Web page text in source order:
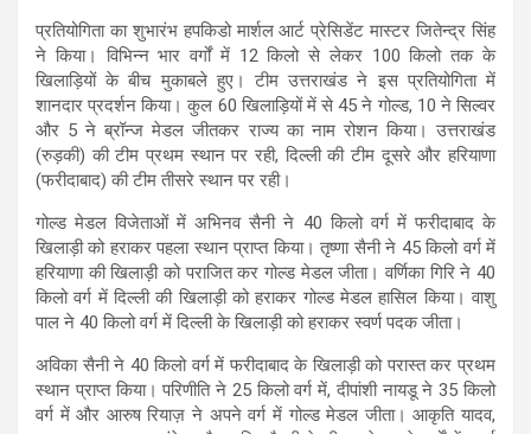
प्रतियोगिता का शुभारंभ हपकिडो मार्शल आर्ट प्रेसिडेंट मास्टर जितेन्द्र सिंह
ने किया। विभिन्न भार वर्गों में 12 किलो से लेकर 100 किलो तक के
खिलाड़ियों के बीच मुकाबले हुए। टीम उत्तराखंड ने इस प्रतियोगिता में
शानदार प्रदर्शन किया। कुल 60 खिलाड़ियों में से 45 ने गोल्ड, 10 ने सिल्वर
और 5 ने ब्रॉन्ज मेडल जीतकर राज्य का नाम रोशन किया। उत्तराखंड
(रुड़की) की टीम प्रथम स्थान पर रही, दिल्ली की टीम दूसरे और हरियाणा
(फरीदाबाद) की टीम तीसरे स्थान पर रही।
गोल्ड मेडल विजेताओं में अभिनव सैनी ने 40 किलो वर्ग में फरीदाबाद के
खिलाड़ी को हराकर पहला स्थान प्राप्त किया। तृष्णा सैनी ने 45 किलो वर्ग में
हरियाणा की खिलाड़ी को पराजित कर गोल्ड मेडल जीता। वर्णिका गिरि ने 40
किलो वर्ग में दिल्ली की खिलाड़ी को हराकर गोल्ड मेडल हासिल किया। वाशु
पाल ने 40 किलो वर्ग में दिल्ली के खिलाड़ी को हराकर स्वर्ण पदक जीता।
अविका सैनी ने 40 किलो वर्ग में फरीदाबाद के खिलाड़ी को परास्त कर प्रथम
स्थान प्राप्त किया। परिणीति ने 25 किलो वर्ग में, दीपांशी नायडू ने 35 किलो
वर्ग में और आरुष रियाज़ ने अपने वर्ग में गोल्ड मेडल जीता। आकृति यादव,